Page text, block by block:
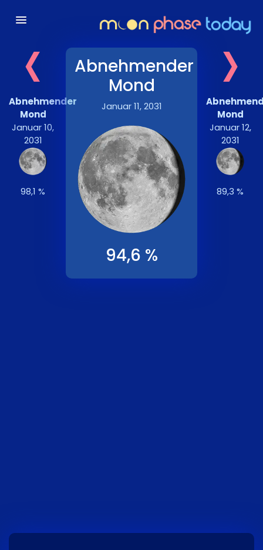
‹
Abnehmender
Mond
Januar 10,
2031
98,1 %
Abnehmender
Mond
Januar 11, 2031
94,6 %
›
Mond
Januar 12,
2031
89,3 %